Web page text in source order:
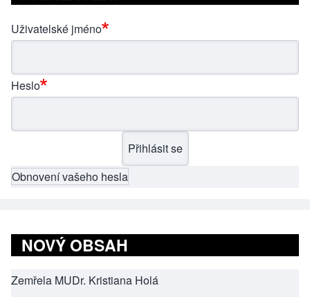
Uživatelské jméno
Heslo
Obnovení vašeho hesla
NOVÝ OBSAH
Zemřela MUDr. Kristiana Holá